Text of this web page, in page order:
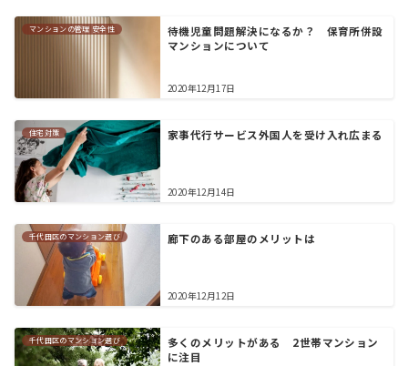
マンションの管理 安全性
待機児童問題解決になるか？ 保育所併設
マンションについて
2020年12月17日
住宅対策 家事代行サービス外国人を受け入れ広まる
2020年12月14日
千代田区のマンション選び 廊下のある部屋のメリットは
2020年12月12日
千代田区のマンション選び
多くのメリットがある 2世帯マンション
に注目